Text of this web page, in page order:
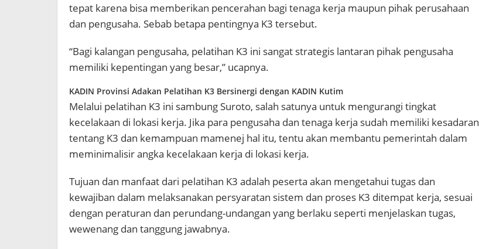
tepat karena bisa memberikan pencerahan bagi tenaga kerja maupun pihak perusahaan
dan pengusaha. Sebab betapa pentingnya K3 tersebut.
“Bagi kalangan pengusaha, pelatihan K3 ini sangat strategis lantaran pihak pengusaha
memiliki kepentingan yang besar,” ucapnya.
KADIN Provinsi Adakan Pelatihan K3 Bersinergi dengan KADIN Kutim
Melalui pelatihan K3 ini sambung Suroto, salah satunya untuk mengurangi tingkat
kecelakaan di lokasi kerja. Jika para pengusaha dan tenaga kerja sudah memiliki kesadaran
tentang K3 dan kemampuan mamenej hal itu, tentu akan membantu pemerintah dalam
meminimalisir angka kecelakaan kerja di lokasi kerja.
Tujuan dan manfaat dari pelatihan K3 adalah peserta akan mengetahui tugas dan
kewajiban dalam melaksanakan persyaratan sistem dan proses K3 ditempat kerja, sesuai
dengan peraturan dan perundang-undangan yang berlaku seperti menjelaskan tugas,
wewenang dan tanggung jawabnya.